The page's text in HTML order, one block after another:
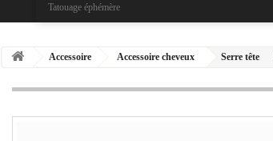
Tatouage éphémère
Accessoire Accessoire cheveux Serre tête